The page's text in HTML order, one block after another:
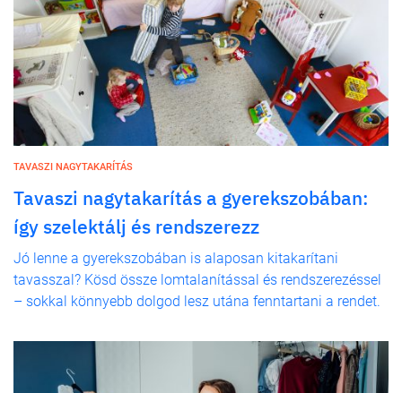
TAVASZI NAGYTAKARÍTÁS
Tavaszi nagytakarítás a gyerekszobában:
így szelektálj és rendszerezz
Jó lenne a gyerekszobában is alaposan kitakarítani
tavasszal? Kösd össze lomtalanítással és rendszerezéssel
– sokkal könnyebb dolgod lesz utána fenntartani a rendet.